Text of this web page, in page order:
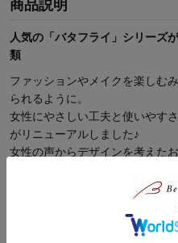
商品説明
人気の「バタフライ」シリーズ
類
ファッションやメイクを楽しむ
られるように。
女性にやさしい工夫と使いやす
がリニューアルしました♪
女性の声からデザインを考えた
特徴別に選べるラインナップ、
中身がわからないように白箱に
「モイスト」は、はじめてにも
ルロン酸Na配合のたっぷりうる